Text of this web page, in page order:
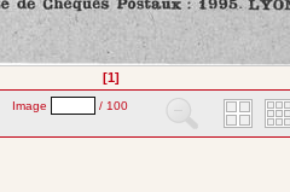
[1]
Image / 100